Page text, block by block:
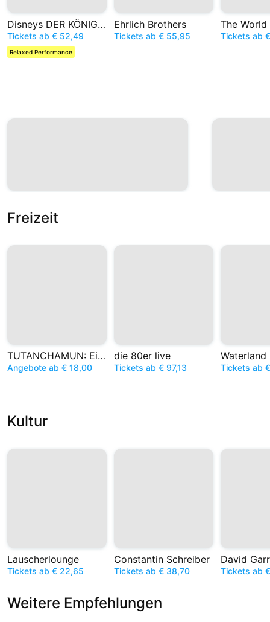
Disneys DER KÖNIG DER LÖWEN
Tickets ab € 52,49
Relaxed Performance
Ehrlich Brothers
Tickets ab € 55,95 Tickets ab
Freizeit
TUTANCHAMUN: Ein Immersives Abenteuer
Angebote ab € 18,00
die 80er live
Tickets ab € 97,13 Tickets ab
Kultur
Lauscherlounge
Tickets ab € 22,65
Constantin Schreiber
Tickets ab € 38,70
David
Tickets ab
Weitere Empfehlungen